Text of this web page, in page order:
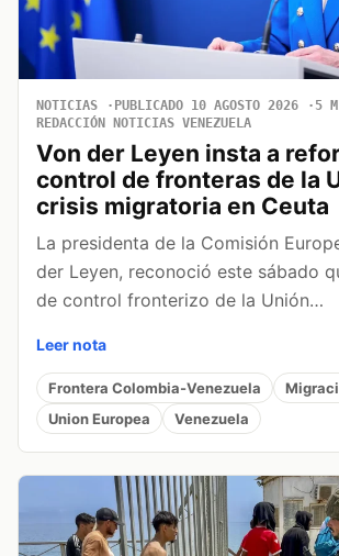
NOTICIAS PUBLICADO 10 AGOSTO 2026
5
REDACCIÓN NOTICIAS VENEZUELA
Von der Leyen insta a
control de fronteras de la
crisis migratoria en Ceuta
La presidenta de la Comisión
der Leyen, reconoció este sábado
de control fronterizo de la Unión…
Leer nota
Frontera Colombia-Venezuela
Union Europea
Venezuela